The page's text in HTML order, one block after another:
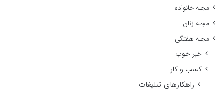
مجله خانواده
مجله زنان
مجله هفتگی
خبر خوب
کسب و کار
راهکارهای تبلیغات